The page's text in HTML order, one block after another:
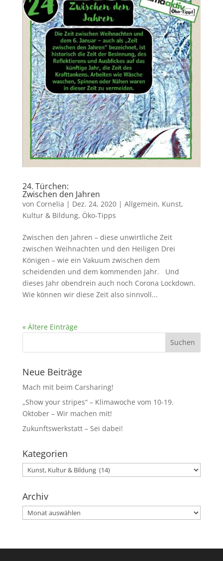
24. Türchen:
Zwischen den Jahren
von Cornelia | Dez. 24, 2020| Allgemein, Kunst,
Kultur & Bildung, Öko-Tipps
Zwischen den Jahren – diese unwirtliche Zeit
zwischen Weihnachten und den Heiligen Drei
Königen – wie ein Vakuum zwischen dem
scheidenden und dem kommenden Jahr. Und
dieses Jahr obendrein auch noch Corona Lockdown.
Wie können wir diese Zeit also sinnvoll...
« Ältere Einträge
Neue Beiträge
Mach mit beim Carsharing!
„Show your stripes“ – Klimawoche vom 10-19.
Oktober – Wir machen mit!
Zukunftswerkstatt – Sei dabei!
Kategorien
Kategorien
Archiv
Archiv